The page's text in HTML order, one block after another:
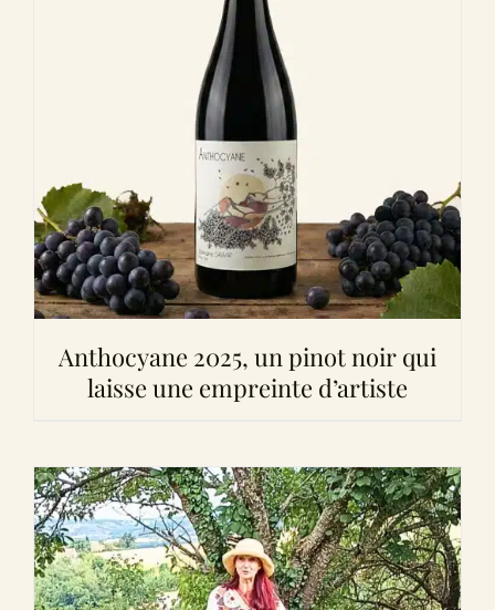
Anthocyane 2025, un pinot noir qui
laisse une empreinte d’artiste